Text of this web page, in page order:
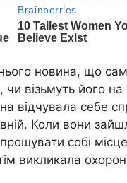
новина, що
чи візьмуть його
відчувала
Коли вони
собі
викликала